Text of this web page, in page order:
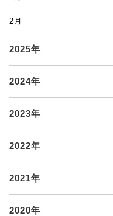
2月
2025年
2024年
2023年
2022年
2021年
2020年